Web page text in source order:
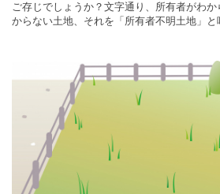
ご存じでしょうか？文字通り、所有者がわ
からない土地、それを「所有者不明土地」と